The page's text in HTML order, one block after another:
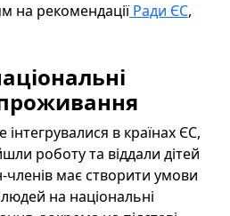
на рекомендаціїРади ЄС,
інтегрувалися в країнах ЄС,
роботу та віддали дітей
членів має створити умови
на національні